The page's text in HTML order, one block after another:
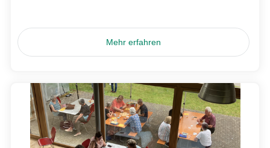
Mehr erfahren